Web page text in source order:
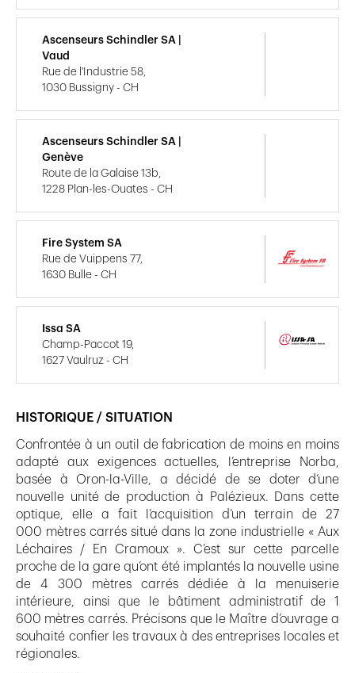
HISTORIQUE / SITUATION
Confrontée à un outil de fabrication de moins en moins
adapté aux exigences actuelles, l’entreprise Norba,
basée à Oron-la-Ville, a décidé de se doter d’une
nouvelle unité de production à Palézieux. Dans cette
optique, elle a fait l’acquisition d’un terrain de 27
000 mètres carrés situé dans la zone industrielle « Aux
Léchaires / En Cramoux ». C’est sur cette parcelle
proche de la gare qu’ont été implantés la nouvelle usine
de 4 300 mètres carrés dédiée à la menuiserie
intérieure, ainsi que le bâtiment administratif de 1
600 mètres carrés. Précisons que le Maître d’ouvrage a
souhaité confier les travaux à des entreprises locales et
régionales.
Ascenseurs Schindler SA |
Vaud
Rue de l'Industrie 58,
1030 Bussigny - CH
Ascenseurs Schindler SA |
Genève
Route de la Galaise 13b,
1228 Plan-les-Ouates - CH
Fire System SA
Rue de Vuippens 77,
1630 Bulle - CH
Issa SA
Champ-Paccot 19,
1627 Vaulruz - CH